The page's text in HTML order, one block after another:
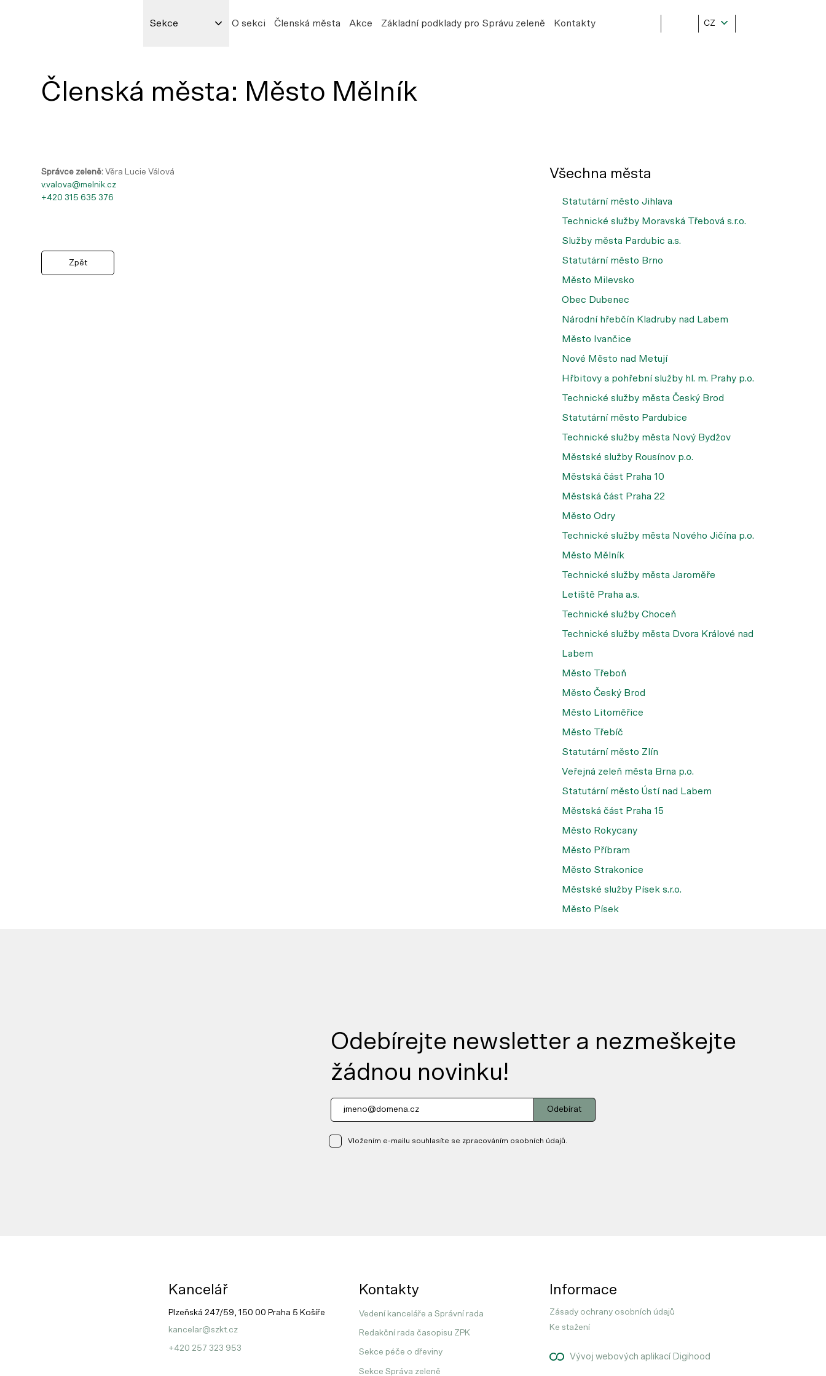
Sekce O sekci Členská města Akce Základní podklady pro Správu zeleně Kontakty CZ
Členská města: Město Mělník
Správce zeleně: Věra Lucie Válová
v.valova@melnik.cz
+420 315 635 376
Zpět
Všechna města
Statutární město Jihlava
Technické služby Moravská Třebová s.r.o.
Služby města Pardubic a.s.
Statutární město Brno
Město Milevsko
Obec Dubenec
Národní hřebčín Kladruby nad Labem
Město Ivančice
Nové Město nad Metují
Hřbitovy a pohřební služby hl. m. Prahy p.o.
Technické služby města Český Brod
Statutární město Pardubice
Technické služby města Nový Bydžov
Městské služby Rousínov p.o.
Městská část Praha 10
Městská část Praha 22
Město Odry
Technické služby města Nového Jičína p.o.
Město Mělník
Technické služby města Jaroměře
Letiště Praha a.s.
Technické služby Choceň
Technické služby města Dvora Králové nad
Labem
Město Třeboň
Město Český Brod
Město Litoměřice
Město Třebíč
Statutární město Zlín
Veřejná zeleň města Brna p.o.
Statutární město Ústí nad Labem
Městská část Praha 15
Město Rokycany
Město Příbram
Město Strakonice
Městské služby Písek s.r.o.
Město Písek
Odebírejte newsletter a nezmeškejte
žádnou novinku!
Odebírat
Vložením e-mailu souhlasíte se zpracováním osobních údajů.
Kancelář
Plzeňská 247/59, 150 00 Praha 5 Košíře
kancelar@szkt.cz
+420 257 323 953
Informace
Zásady ochrany osobních údajů
Ke stažení
Vývoj webových aplikací Digihood
Kontakty
Vedení kanceláře a Správní rada
Redakční rada časopisu ZPK
Sekce péče o dřeviny
Sekce Správa zeleně